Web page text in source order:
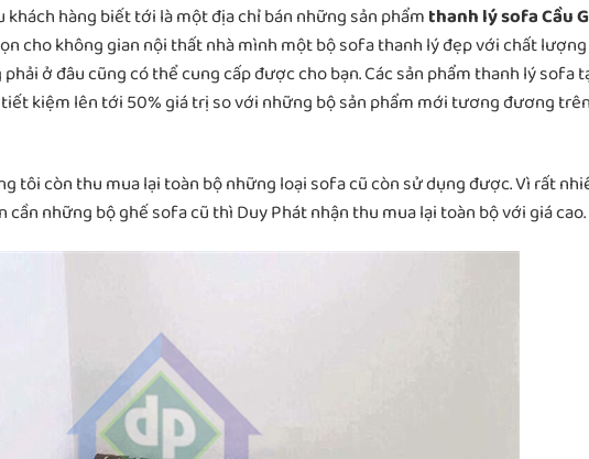
hàng biết tới là một địa chỉ bán những sản phẩmthanh lý sofa Cầu
cho không gian nội thất nhà mình một bộ sofa thanh lý đẹp với chất
ở đâu cũng có thể cung cấp được cho bạn. Các sản phẩm thanh lý sofa
kiệm lên tới 50% giá trị so với những bộ sản phẩm mới tương đương trên
tôi còn thu mua lại toàn bộ những loại sofa cũ còn sử dụng được. Vì rất
cần những bộ ghế sofa cũ thì Duy Phát nhận thu mua lại toàn bộ với giá cao.